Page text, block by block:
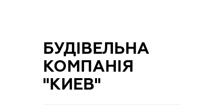
БУДІВЕЛЬНА
КОМПАНІЯ
"КИЕВ"